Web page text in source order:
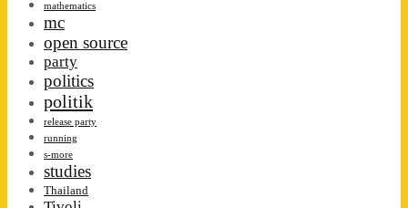
mathematics
mc
open source
party
politics
politik
release party
running
s-more
studies
Thailand